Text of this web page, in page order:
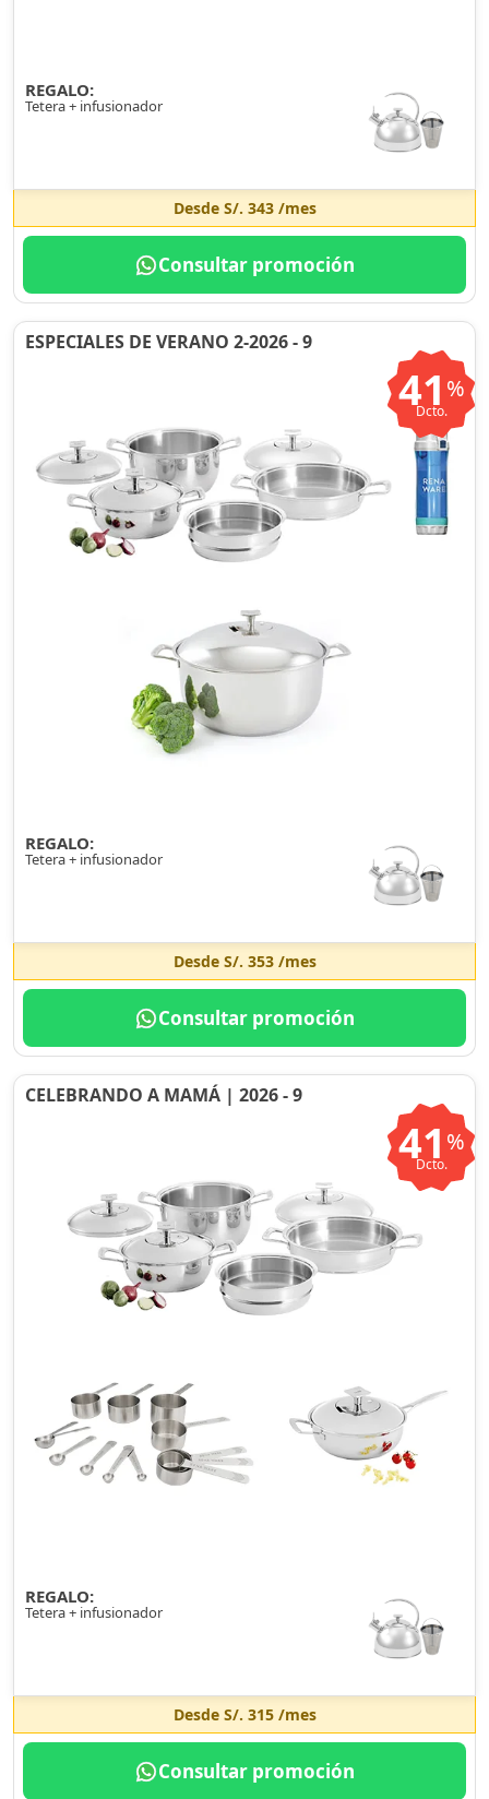
REGALO:
Tetera + infusionador
Desde S/. 343/mes
Consultar promoción
ESPECIALES DE VERANO 2-2026 - 9
41 %
Dcto.
REGALO:
Tetera + infusionador
Desde S/. 353/mes
Consultar promoción
CELEBRANDO A MAMÁ | 2026 - 9
41 %
Dcto.
REGALO:
Tetera + infusionador
Desde S/. 315/mes
Consultar promoción